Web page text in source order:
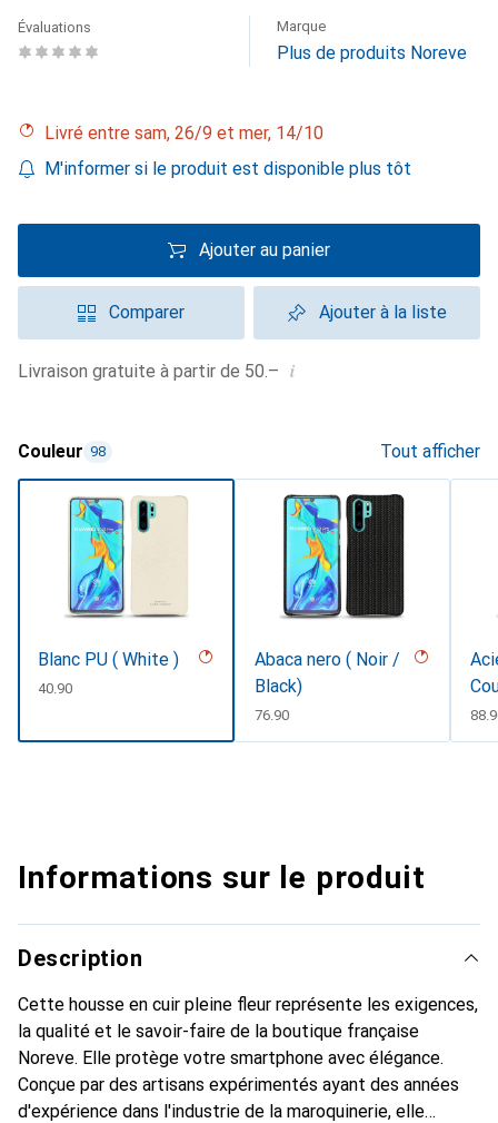
Évaluations Marque
Plus de produits Noreve
Livré entre sam, 26/9 et mer, 14/10
M'informer si le produit est disponible plus tôt
Ajouter au panier
Comparer Ajouter à la liste
Livraison gratuite à partir de 50.– i
Couleur 98 Tout afficher
Blanc PU ( White )
CHF
40.90
Abaca nero ( Noir /
Black)
CHF
76.90 CHF
Informations sur le produit
Description
Cette housse en cuir pleine fleur représente les exigences,
la qualité et le savoir-faire de la boutique française
Noreve. Elle protège votre smartphone avec élégance.
Conçue par des artisans expérimentés ayant des années
d'expérience dans l'industrie de la maroquinerie, elle